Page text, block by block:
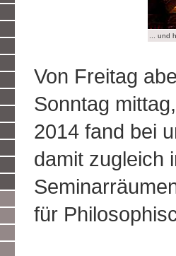
... und
Von Freitag
Sonntag
2014 fand bei
damit zugleich
für